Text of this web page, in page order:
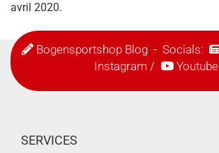
avril 2020.
Bogensportshop Blog- Socials:
Instagram / Youtube
SERVICES